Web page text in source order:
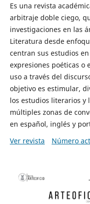
Es una revista
arbitraje doble ciego,
investigaciones en las
Literatura desde
centran sus estudios
expresiones poéticas o
uso a través del
objetivo es estimular,
los estudios literarios y
múltiples zonas de
en español, inglés y
Ver revista
Número